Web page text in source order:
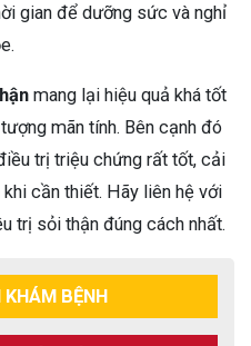
gian để dưỡng sức và nghỉ
mang lại hiệu quả khá tốt
mãn tính. Bên cạnh đó
trị triệu chứng rất tốt, cải
cần thiết. Hãy liên hệ với
trị sỏi thận đúng cách nhất.
BỆNH